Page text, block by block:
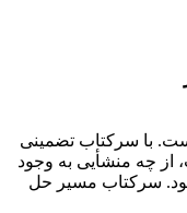
با سرکتاب تضمینی
چه منشأیی به وجود
شود. سرکتاب مسیر حل